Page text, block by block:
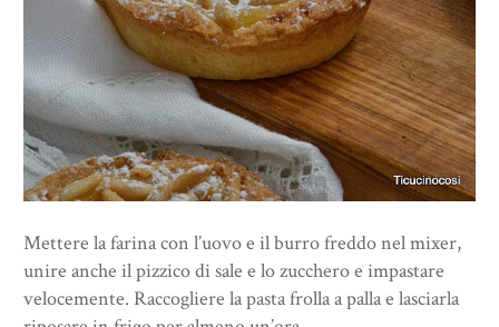
Mettere la farina con l’uovo e il burro freddo nel mixer,
unire anche il pizzico di sale e lo zucchero e impastare
velocemente. Raccogliere la pasta frolla a palla e lasciarla